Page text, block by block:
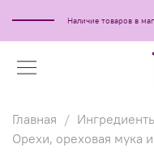
Наличие товаров в
Главная
Орехи, ореховая мука и